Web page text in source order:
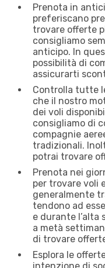
Prenota in
preferiscano
trovare offerte
consigliamo
anticipo. In
possibilità di
assicurarti
Controlla tutte
che il nostro
dei voli
consigliamo di
compagnie
tradizionali.
potrai trovare
Prenota nei
per trovare voli
generalmente
tendono ad
e durante l’alta
a metà
di trovare
Esplora le